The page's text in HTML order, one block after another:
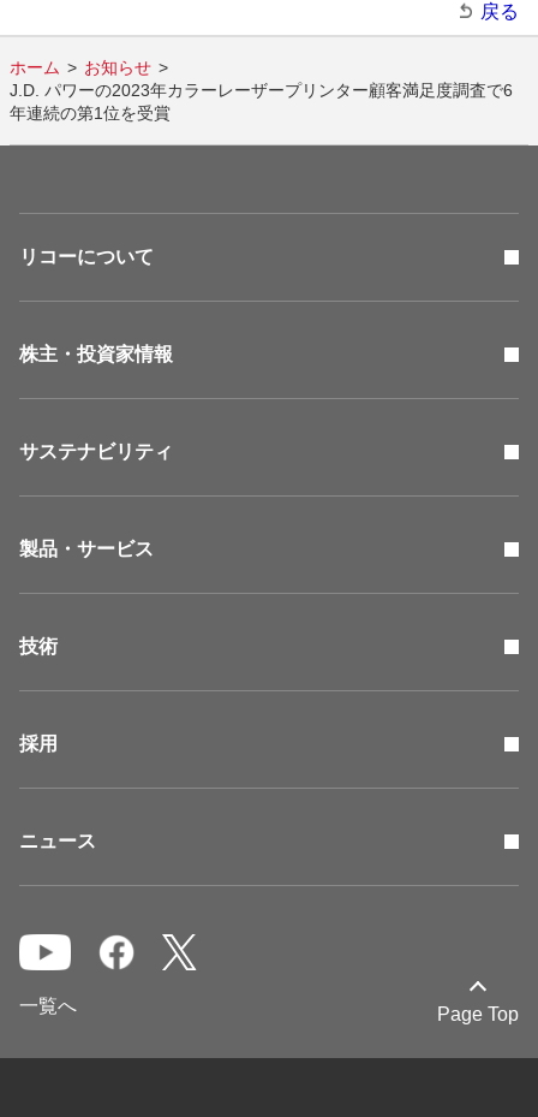
戻る
ホーム
お知らせ
J.D. パワーの2023年カラーレーザープリンター顧客満足度調査で6
年連続の第1位を受賞
リコーについて
株主・投資家情報
サステナビリティ
製品・サービス
技術
採用
ニュース
Page Top
一覧へ